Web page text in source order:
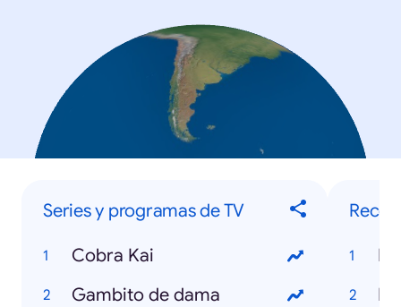
Series y programas de TV
Cobra Kai
Gambito de dama